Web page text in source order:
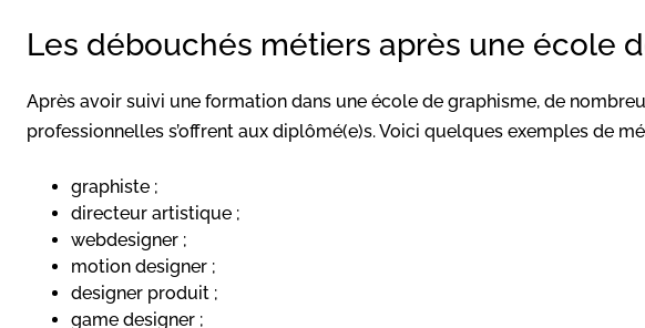
Les débouchés métiers après une école
Après avoir suivi une formation dans une école de graphisme, de
professionnelles s’offrent aux diplômé(e)s. Voici quelques exemples de
graphiste ;
directeur artistique ;
webdesigner ;
motion designer ;
designer produit ;
game designer ;